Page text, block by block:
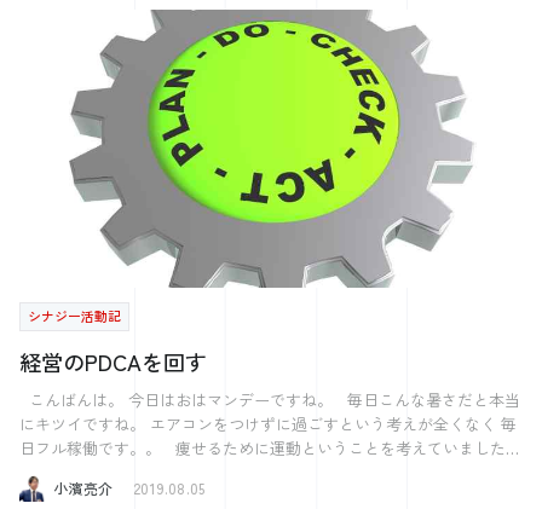
後藤「想像以上に恥ずかしい･･･ 結局はフィーリングで決めたんです
か？」 Kさん「調べた上でのフィーリングだね！」 後藤「なるほど」
Kさん「仕事ってやってみないと、わからなくない？」 後藤「たしか
てわかったことはひとつ 実際に働くことでしか、わからないものもあ
る ということだったように思います。 Kさんにとって、正社員として
の働き方は 窮屈で魅力を感じられないものだったというのです。 福利
厚生や安定という利点を理解していても Kさんが別の働き方を選んだの
は、 正社員として働いた経験があってのことです。 たしかに、転職に
失敗するということは 大きな痛手になることが多いと思います。 家族
がいる方であれば、なおさらです。 それでも、その仕事を選んで実際
に働いてみることでしか 得られない経験・気づきが必ずあるはずで
す。 それでは、また来週。
すそれぞれの考え方や創り出す価値、話の至る所で、プレジデントアカ
デミーのミッションやポジショニングと重ねながら聞いていました。
若手社員の活躍については、土台こそ違えど僕も負けてられないなと、
刺激をもらえました。 その後は懇親会へ。 懇親会は、1部の参加者か
らランダムに選ばれて異業者交流会みたいになるイメージをはさていた
のですが、参加者は大学生がほとんどでした。 どちらかというと企業
説明会のような場で、社会人1年生の僕は少し肩身が狭く感じました。
ただ、そんな懇親会では各社の人事担当者様のお話を伺えたので、その
中から最も驚いた話をご紹介します。 株式会社サタケの話です。 農
業×ITをキーワードに、様々な農機を開発しているサタケ。 技術分野や
農業市場の展望についても伺いましたが、僕が驚いたのは福利厚生への
制としているのです。 理由は暑いから。 なんとも斬新な理由です。
毎日が休み明けか休み前となるので、社員にも好評とのこと。 一昨年
から始められたそうで、始めは月曜を、昨年は金曜を隔週休日にしたの
ですが、取引先メーカーとの兼ね合いなどで休日取得率が低かったと言
います。 より多くの社員が休めるよう今年は水曜日に隔週休日を導入
しているそうです。 仕事は回るのか。 そんな質問が参加学生の多く
見受けられました。 僕もそう感じたうちの一人です。 そこは何かで
カバーする仕組みがあるのかと思いきや、いただけた回答は「割り切
る」。 誰かが体調を崩した。 インフルエンザになった。 その場
シナジー活動記
経営のPDCAを回す
にキツイですね。 エアコンをつけずに過ごすという考えが全くなく 毎
日フル稼働です。。 痩せるために運動ということを考えていましたが
なかなかその行動には移せないものですね。 行動に移せないと言えば
経営計画を作ってそれを行えないのではないか と聞かれることがあり
小濱亮介 2019.08.05